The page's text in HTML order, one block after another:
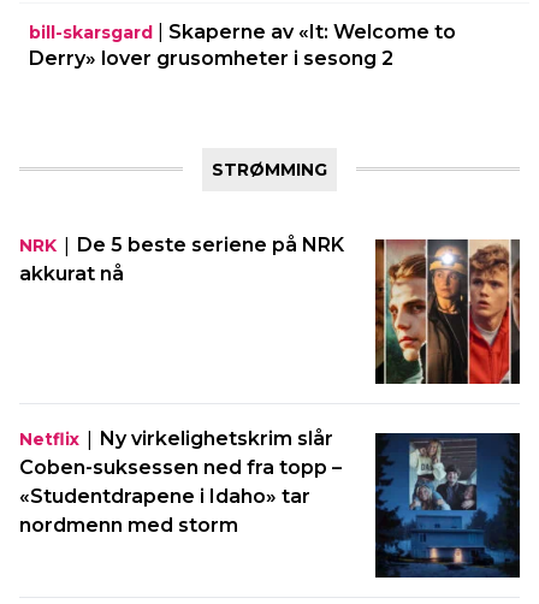
bill-skarsgard
Skaperne av «It: Welcome to
Derry» lover grusomheter i sesong 2
STRØMMING
NRK | De 5 beste seriene på NRK
akkurat nå
Netflix | Ny virkelighetskrim slår
Coben-suksessen ned fra topp –
«Studentdrapene i Idaho» tar
nordmenn med storm